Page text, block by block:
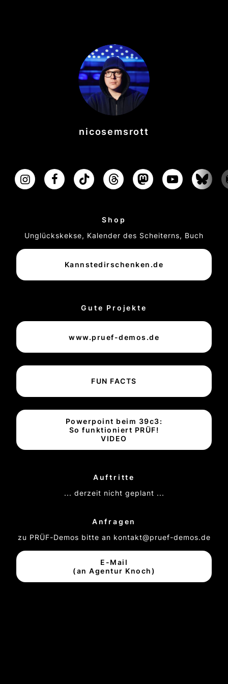
nicosemsrott
Shop
Unglückskekse, Kalender des Scheiterns, Buch
Kannstedirschenken.de
Gute Projekte
www.pruef-demos.de
FUN FACTS
Powerpoint beim 39c3:
So funktioniert PRÜF!
VIDEO
Auftritte
... derzeit nicht geplant ...
Anfragen
zu PRÜF-Demos bitte an kontakt@pruef-demos.de
E-Mail
(an Agentur Knoch)